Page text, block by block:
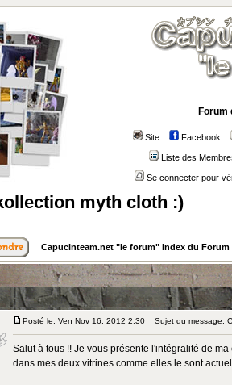
Forum
Site Facebook
Liste des
Se connecter pour
myth cloth :)
Capucinteam.net "le forum" Index du Forum
Posté le: Ven Nov 16, 2012 2:30 Sujet du message:
Salut à tous !! Je vous présente l'intégralité de
dans mes deux vitrines comme elles le sont